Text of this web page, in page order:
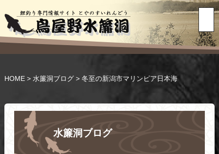
HOME> 水簾洞ブログ> 冬至の新潟市マリンピア日本海
水簾洞ブログ